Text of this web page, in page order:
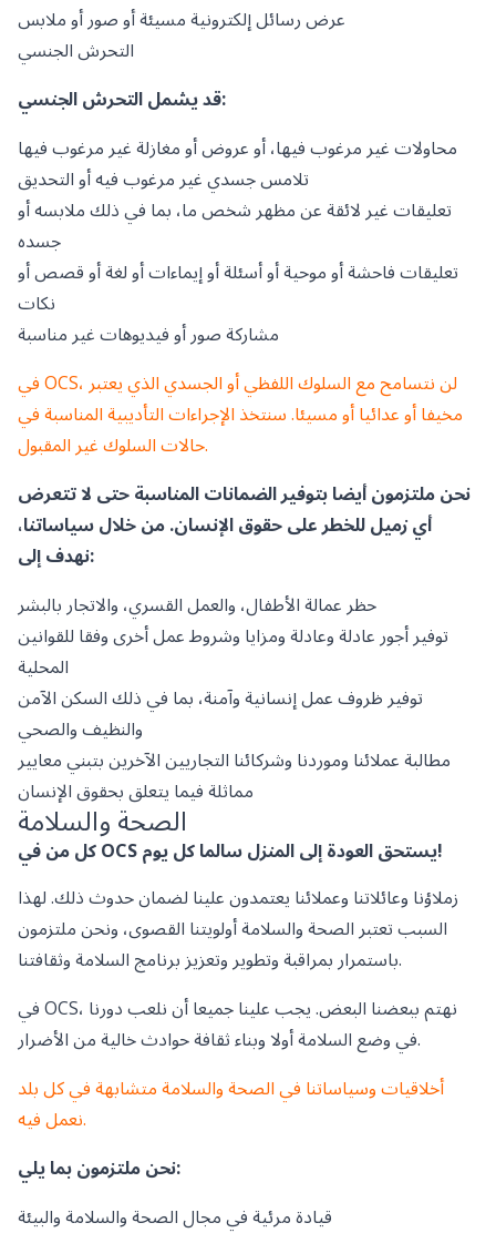
عرض رسائل إلكترونية مسيئة أو صور أو ملابس
التحرش الجنسي
قد يشمل التحرش الجنسي:
محاولات غير مرغوب فيها، أو عروض أو مغازلة غير مرغوب فيها
تلامس جسدي غير مرغوب فيه أو التحديق
تعليقات غير لائقة عن مظهر شخص ما، بما في ذلك ملابسه أو
جسده
تعليقات فاحشة أو موحية أو أسئلة أو إيماءات أو لغة أو قصص أو
نكات
مشاركة صور أو فيديوهات غير مناسبة
في OCS، لن نتسامح مع السلوك اللفظي أو الجسدي الذي يعتبر
مخيفا أو عدائيا أو مسيئا. سنتخذ الإجراءات التأديبية المناسبة في
حالات السلوك غير المقبول.
نحن ملتزمون أيضا بتوفير الضمانات المناسبة حتى لا تتعرض
أي زميل للخطر على حقوق الإنسان. من خلال سياساتنا،
نهدف إلى:
حظر عمالة الأطفال، والعمل القسري، والاتجار بالبشر
توفير أجور عادلة وعادلة ومزايا وشروط عمل أخرى وفقا للقوانين
المحلية
توفير ظروف عمل إنسانية وآمنة، بما في ذلك السكن الآمن
والنظيف والصحي
مطالبة عملائنا وموردنا وشركائنا التجاريين الآخرين بتبني معايير
مماثلة فيما يتعلق بحقوق الإنسان
الصحة والسلامة
كل من في OCS يستحق العودة إلى المنزل سالما كل يوم!
زملاؤنا وعائلاتنا وعملائنا يعتمدون علينا لضمان حدوث ذلك. لهذا
السبب تعتبر الصحة والسلامة أولويتنا القصوى، ونحن ملتزمون
باستمرار بمراقبة وتطوير وتعزيز برنامج السلامة وثقافتنا.
في OCS، نهتم ببعضنا البعض. يجب علينا جميعا أن نلعب دورنا
في وضع السلامة أولا وبناء ثقافة حوادث خالية من الأضرار.
أخلاقيات وسياساتنا في الصحة والسلامة متشابهة في كل بلد
نعمل فيه.
نحن ملتزمون بما يلي:
قيادة مرئية في مجال الصحة والسلامة والبيئة